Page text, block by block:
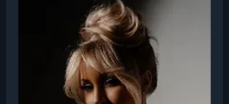
данным BeautyPlay, Виктория предлагает
услуги по монтажу, ремонту и аренде волос, а
также проводит офлайн и онлайн‑курсы,
предлагая качественные 100 % натуральные
пряди, переза